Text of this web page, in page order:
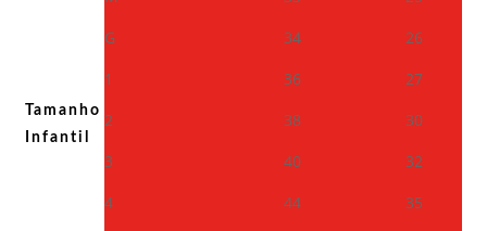
Tamanho
Infantil
G
34
26
1
36
27
2
38
30
3
40
32
4
44
35